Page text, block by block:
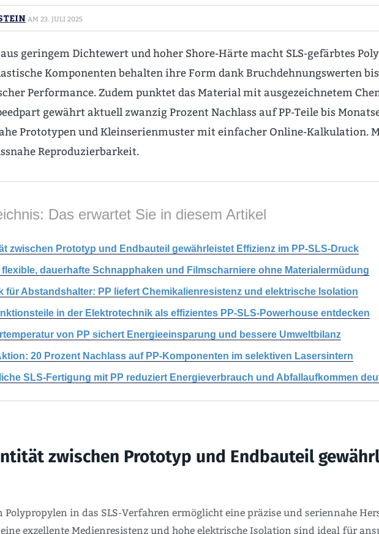
AM 23. JULI 2025
geringem Dichtewert und hoher Shore-Härte macht SLS-gefärbtes
Komponenten behalten ihre Form dank Bruchdehnungswerten
Performance. Zudem punktet das Material mit ausgezeichnetem
gewährt aktuell zwanzig Prozent Nachlass auf PP-Teile bis
Prototypen und Kleinserienmuster mit einfacher Online-Kalkulation.
Reproduzierbarkeit.
Das erwartet Sie in diesem Artikel
zwischen Prototyp und Endbauteil gewährleistet Effizienz im PP-SLS-Druck
flexible, dauerhafte Schnapphaken und Filmscharniere ohne Materialermüdung
für Abstandshalter: PP liefert Chemikalienresistenz und elektrische Isolation
in der Elektrotechnik als effizientes PP-SLS-Powerhouse entdecken
von PP sichert Energieeinsparung und bessere Umweltbilanz
20 Prozent Nachlass auf PP-Komponenten im selektiven Lasersintern
SLS-Fertigung mit PP reduziert Energieverbrauch und Abfallaufkommen
zwischen Prototyp und Endbauteil
Polypropylen in das SLS-Verfahren ermöglicht eine präzise und seriennahe
exzellente Medienresistenz und hohe elektrische Isolation sind ideal für